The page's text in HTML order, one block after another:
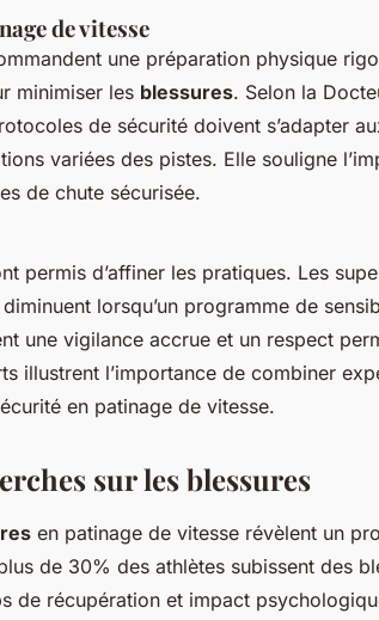
de vitesse
une préparation physique
minimiser les blessures. Selon la
de sécurité doivent s’adapter
variées des pistes. Elle souligne
de chute sécurisée.
permis d’affiner les pratiques. Les
lorsqu’un programme de
une vigilance accrue et un respect
illustrent l’importance de combiner
en patinage de vitesse.
sur les blessures
en patinage de vitesse révèlent un
de 30% des athlètes subissent des
de récupération et impact